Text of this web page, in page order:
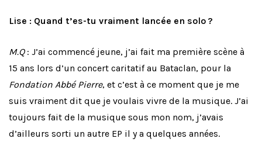
Lise : Quand t’es-tu vraiment lancée en solo ?
M.Q : J’ai commencé jeune, j’ai fait ma première scène à
15 ans lors d’un concert caritatif au Bataclan, pour la
Fondation Abbé Pierre, et c’est à ce moment que je me
suis vraiment dit que je voulais vivre de la musique. J’ai
toujours fait de la musique sous mon nom, j’avais
d’ailleurs sorti un autre EP il y a quelques années.